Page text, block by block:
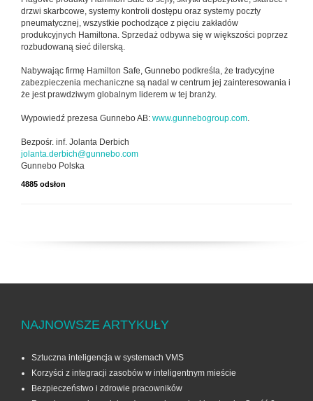
drzwi skarbcowe, systemy kontroli dostępu oraz systemy poczty
pneumatycznej, wszystkie pochodzące z pięciu zakładów
produkcyjnych Hamiltona. Sprzedaż odbywa się w większości poprzez
rozbudowaną sieć dilerską.
Nabywając firmę Hamilton Safe, Gunnebo podkreśla, że tradycyjne
zabezpieczenia mechaniczne są nadal w centrum jej zainteresowania i
że jest prawdziwym globalnym liderem w tej branży.
Wypowiedź prezesa Gunnebo AB: www.gunnebogroup.com.
Bezpośr. inf. Jolanta Derbich
jolanta.derbich@gunnebo.com
Gunnebo Polska
4885 odsłon
NAJNOWSZE ARTYKUŁY
Sztuczna inteligencja w systemach VMS
Korzyści z integracji zasobów w inteligentnym mieście
Bezpieczeństwo i zdrowie pracowników